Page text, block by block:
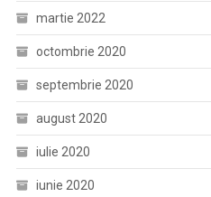
martie 2022
octombrie 2020
septembrie 2020
august 2020
iulie 2020
iunie 2020